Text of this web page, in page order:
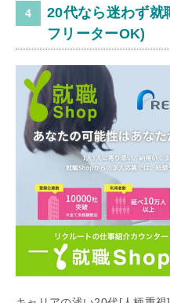
20代なら迷わず就
フリーターOK)